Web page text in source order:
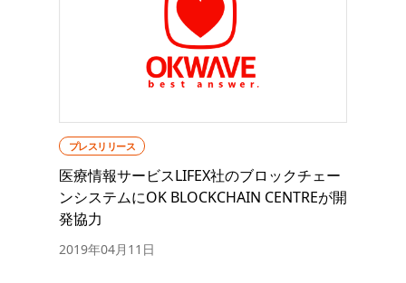
プレスリリース
医療情報サービスLIFEX社のブロックチェー
ンシステムにOK BLOCKCHAIN CENTREが開
発協力
2019年04月11日